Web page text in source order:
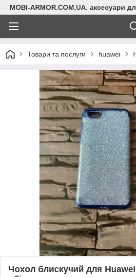
MOBI-ARMOR.COM.UA. аксесуари
Товари та послуги huawei
Чохол блискучий для Huawei